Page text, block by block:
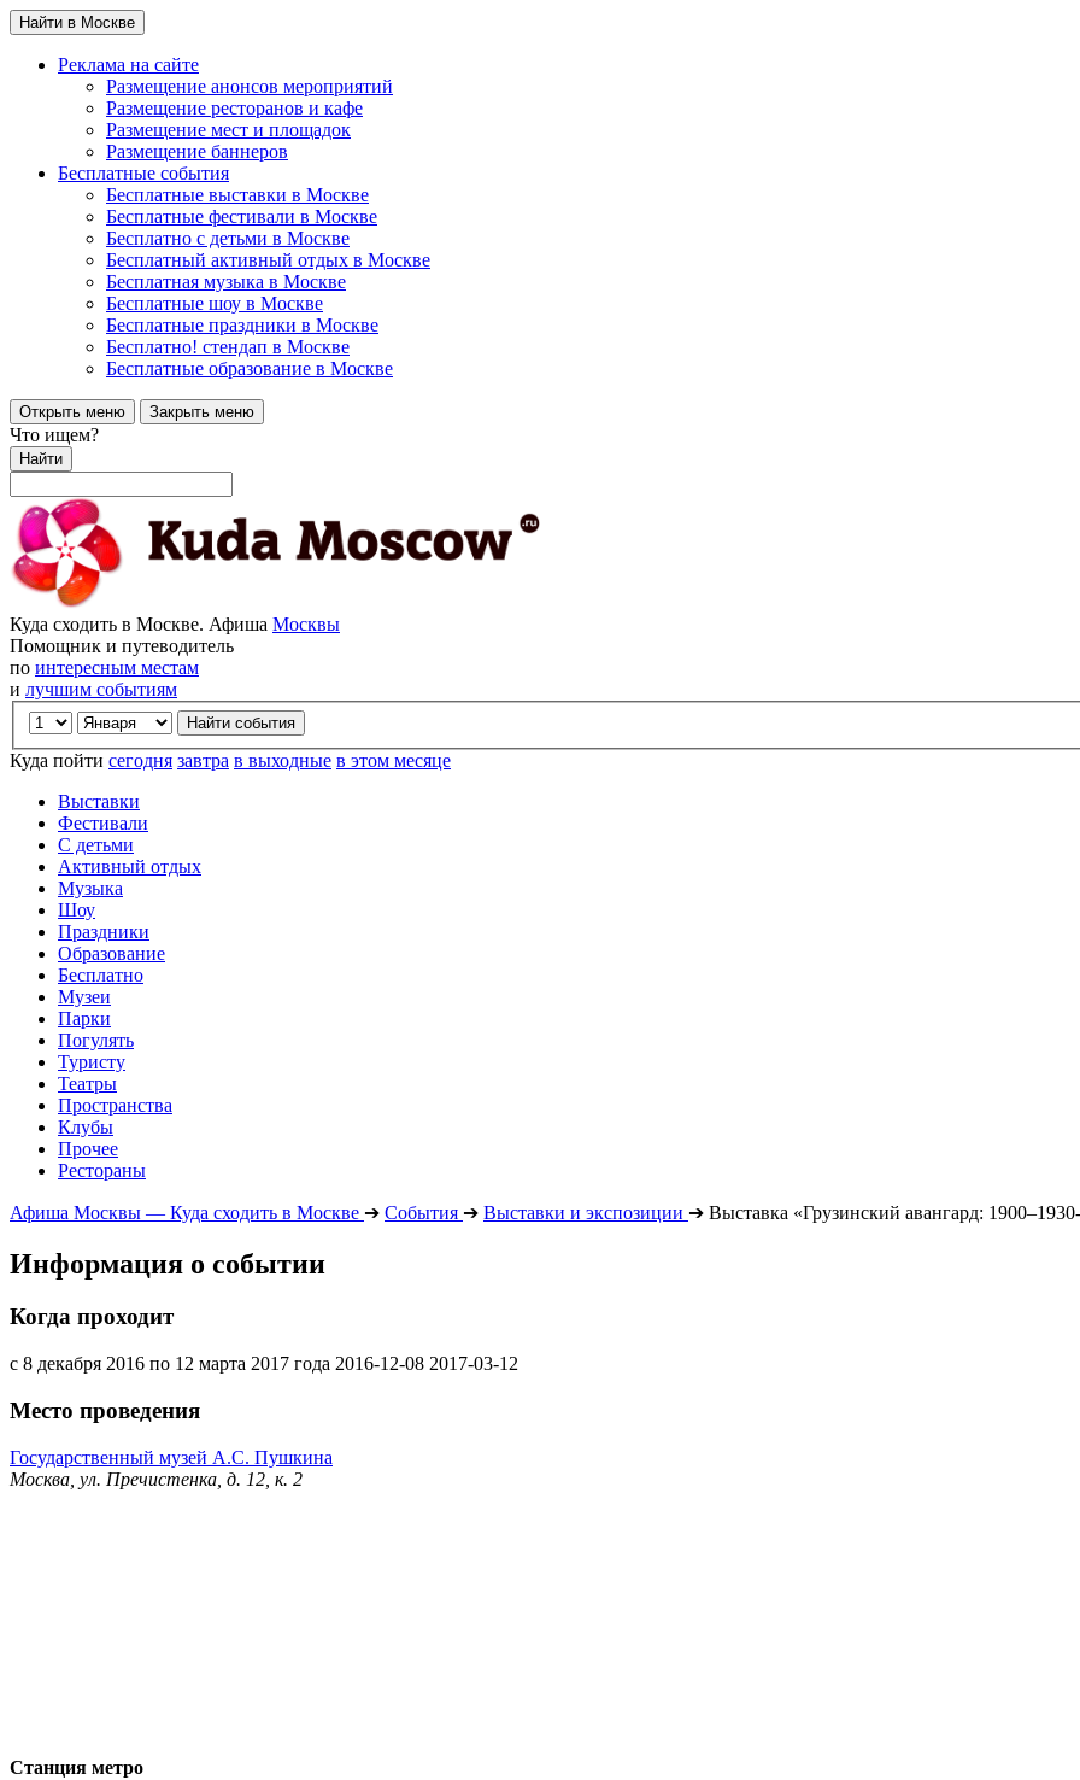
Найти в Москве
Реклама на сайте
Размещение анонсов мероприятий
Размещение ресторанов и кафе
Размещение мест и площадок
Размещение баннеров
Бесплатные события
Бесплатные выставки в Москве
Бесплатные фестивали в Москве
Бесплатно с детьми в Москве
Бесплатный активный отдых в Москве
Бесплатная музыка в Москве
Бесплатные шоу в Москве
Бесплатные праздники в Москве
Бесплатно! стендап в Москве
Бесплатные образование в Москве
Открыть меню Закрыть меню
Что ищем?
Найти
Куда сходить в Москве. Афиша Москвы
Помощник и путеводитель
по интересным местам
и лучшим событиям
Куда пойти сегодня завтра в выходные в этом месяце
Выставки
Фестивали
С детьми
Активный отдых
Музыка
Шоу
Праздники
Образование
Бесплатно
Музеи
Парки
Погулять
Туристу
Театры
Пространства
Клубы
Прочее
Рестораны
Афиша Москвы — Куда сходить в Москве ➔ События ➔ Выставки и экспозиции ➔ Выставка «Грузинский авангард:
Информация о событии
Когда проходит
с 8 декабря 2016 по 12 марта 2017 года 2016-12-08 2017-03-12
Место проведения
Государственный музей А.С. Пушкина
Москва, ул. Пречистенка, д. 12, к. 2
Станция метро